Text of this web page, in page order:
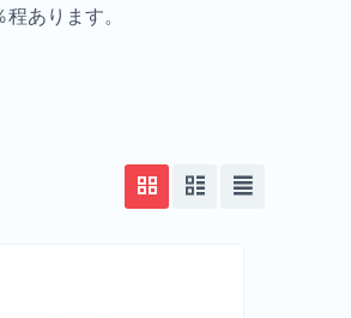
あります。